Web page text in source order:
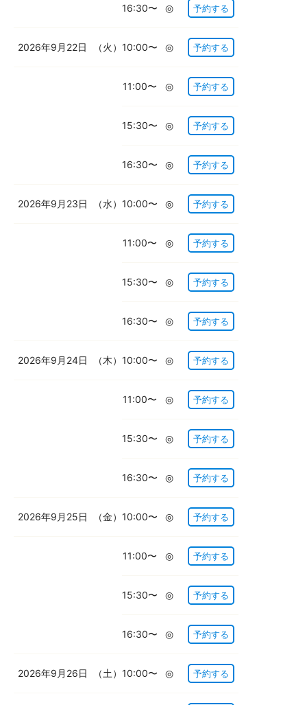
16:30〜 ◎ 予約する
2026年9月22日 （火） 10:00〜 ◎ 予約する
11:00〜 ◎ 予約する
15:30〜 ◎ 予約する
16:30〜 ◎ 予約する
2026年9月23日 （水） 10:00〜 ◎ 予約する
11:00〜 ◎ 予約する
15:30〜 ◎ 予約する
16:30〜 ◎ 予約する
2026年9月24日 （木） 10:00〜 ◎ 予約する
11:00〜 ◎ 予約する
15:30〜 ◎ 予約する
16:30〜 ◎ 予約する
2026年9月25日 （金） 10:00〜 ◎ 予約する
11:00〜 ◎ 予約する
15:30〜 ◎ 予約する
16:30〜 ◎ 予約する
2026年9月26日 （土） 10:00〜 ◎ 予約する